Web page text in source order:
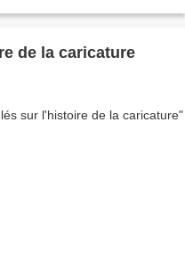
de la caricature